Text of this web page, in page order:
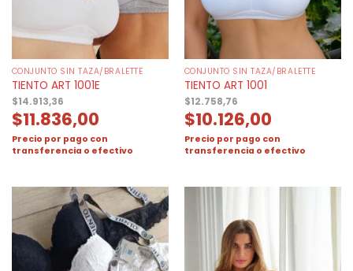
CONJUNTO SIN TAZA/BRALETTE
TIENTO ART 1001E
$14.913,36
$11.836,00
Precio por pago con
transferencia o efectivo
CONJUNTO SIN TAZA/BRALETTE
TIENTO ART 1001
$12.758,76
$10.126,00
Precio por pago con
transferencia o efectivo